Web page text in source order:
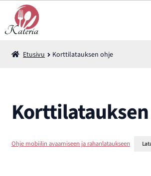
Siirry
navigointiin
Siirry
sisältöön
Välipalaliput
Korttilatauksen ohje
Suomi
Etusivu Korttilatauksen ohje
Ohje mobiilin avaamiseen ja rahanlataukseen